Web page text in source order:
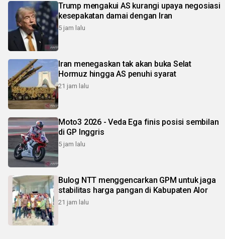
Trump mengakui AS kurangi upaya negosiasi
kesepakatan damai dengan Iran
5 jam lalu
Iran menegaskan tak akan buka Selat
Hormuz hingga AS penuhi syarat
21 jam lalu
Moto3 2026 - Veda Ega finis posisi sembilan
di GP Inggris
5 jam lalu
Bulog NTT menggencarkan GPM untuk jaga
stabilitas harga pangan di Kabupaten Alor
21 jam lalu